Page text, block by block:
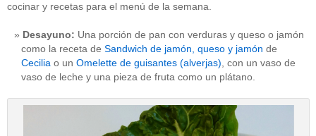
cocinar y recetas para el menú de la semana.
Desayuno: Una porción de pan con verduras y queso o jamón
como la receta de Sandwich de jamón, queso y jamón de
Cecilia o un Omelette de guisantes (alverjas), con un vaso de
vaso de leche y una pieza de fruta como un plátano.